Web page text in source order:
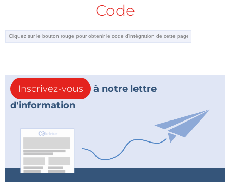
Code
Inscrivez-vous
à notre lettre
d'information